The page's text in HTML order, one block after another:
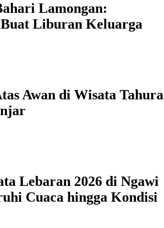
Lamongan:
Liburan Keluarga
Awan di Wisata Tahura
Lebaran 2026 di Ngawi
Cuaca hingga Kondisi